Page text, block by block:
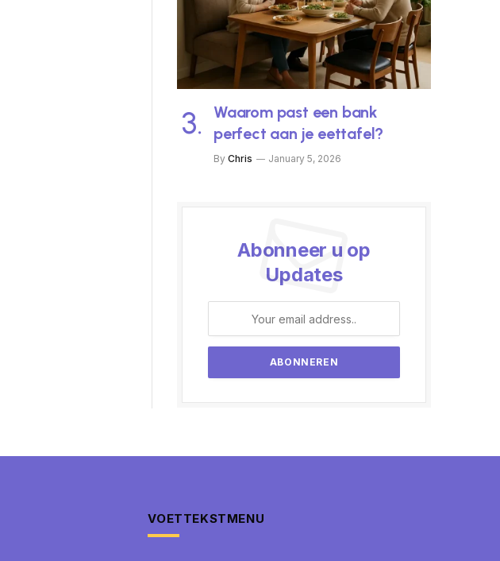
Waarom past een bank
perfect aan je eettafel?
By Chris January 5, 2026
Abonneer u op
Updates
VOETTEKSTMENU